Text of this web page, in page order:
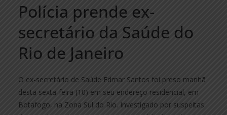
Polícia prende ex-
secretário da Saúde do
Rio de Janeiro
O ex-secretário de Saúde Edmar Santos foi preso manhã
desta sexta-feira (10) em seu endereço residencial, em
Botafogo, na Zona Sul do Rio. Investigado por suspeitas